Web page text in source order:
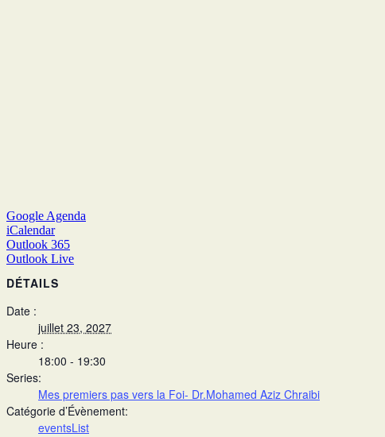
Google Agenda
iCalendar
Outlook 365
Outlook Live
DÉTAILS
Date :
juillet 23, 2027
Heure :
18:00 - 19:30
Series:
Mes premiers pas vers la Foi- Dr.Mohamed Aziz Chraibi
Catégorie d’Évènement:
eventsList